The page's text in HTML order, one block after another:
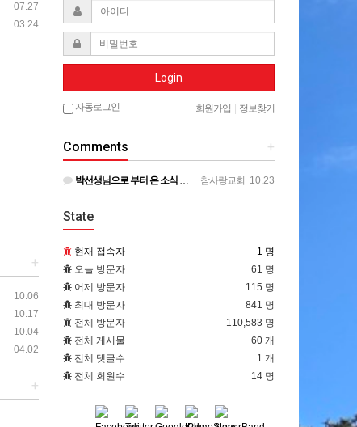
07.27
03.24
+
10.06
10.17
10.04
04.02
+
Login
자동로그인 회원가입 정보찾기
+
Comments
참사랑교회 10.23
박선생님으로 부터 온 소식 전합니다. 계속 기도해주시기를 부탁드립니다. ㅡㅡㅡㅡ 목사님 ~ 종양이 아직은 작…
State
현재 접속자
1 명
오늘 방문자
61 명
어제 방문자
115 명
최대 방문자
841 명
전체 방문자
110,583 명
전체 게시물
60 개
전체 댓글수
1 개
전체 회원수
14 명